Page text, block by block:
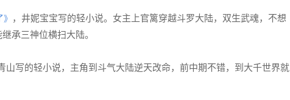
，井妮宝宝写的轻小说。女主上官篱穿越斗罗大陆，双生武魂，不想
承三神位横扫大陆。
山写的轻小说，主角到斗气大陆逆天改命，前中期不错，到大千世界就